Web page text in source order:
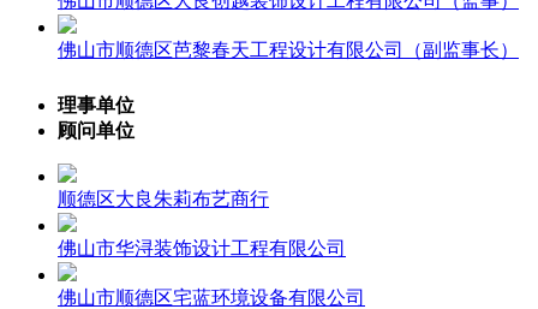
佛山市顺德区芭黎春天工程设计有限公司（副监事长）
理事单位
顾问单位
顺德区大良朱莉布艺商行
佛山市华浔装饰设计工程有限公司
佛山市顺德区宅蓝环境设备有限公司